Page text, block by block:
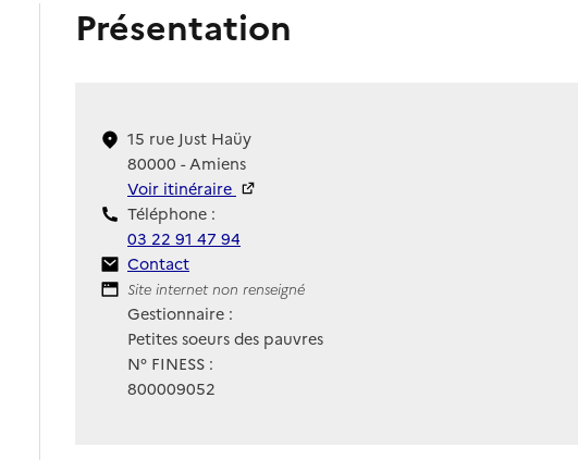
Présentation
15 rue Just Haüy
80000 - Amiens
Voir itinéraire
Téléphone :
03 22 91 47 94
Contact
Contact
Site Internet
Site internet non renseigné
Gestionnaire :
Petites soeurs des pauvres
N° FINESS :
800009052